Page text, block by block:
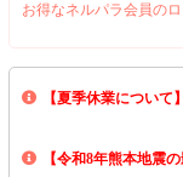
お得なネルパラ会員の
【夏季休業について】
8/13(木)～8/16(日)の
【令和8年熊本地震